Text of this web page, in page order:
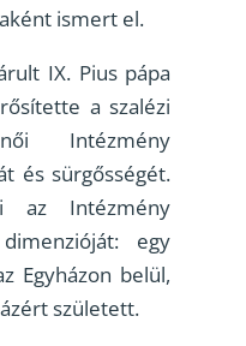
ismert el.
IX. Pius pápa
a szalézi
Intézmény
és sürgősségét.
az Intézmény
egy
Egyházon belül,
született.